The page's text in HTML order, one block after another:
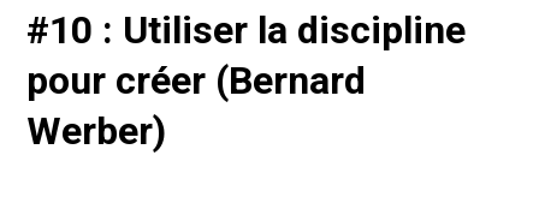
#10 : Utiliser la discipline
pour créer (Bernard
Werber)